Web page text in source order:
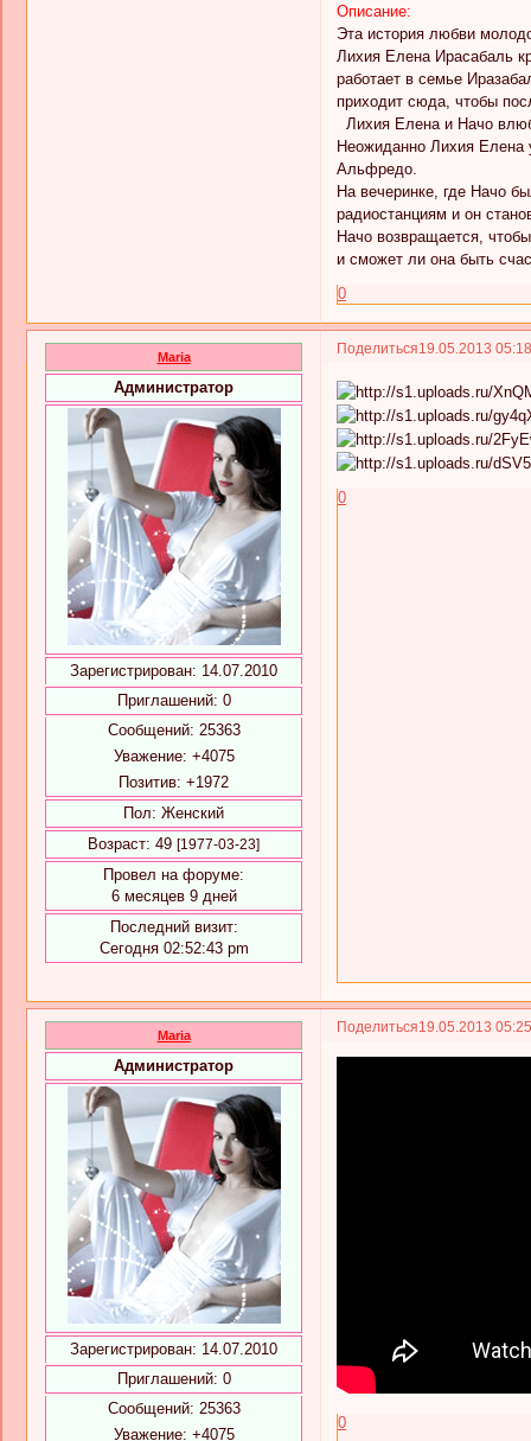
Описание:
Эта история любви
Лихия Елена Ирасабаль
работает в семье
приходит сюда, чтобы
Лихия Елена и Начо
Неожиданно Лихия Елена
Альфредо.
На вечеринке, где Начо
радиостанциям и он
Начо возвращается,
и сможет ли она быть
0
Поделиться19.05.2013
Maria
Администратор
Зарегистрирован: 14.07.2010
Приглашений: 0
Сообщений: 25363
Уважение: +4075
Позитив: +1972
Пол: Женский
Возраст: 49 [1977-03-23]
Провел на форуме:
6 месяцев 9 дней
Последний визит:
Сегодня 02:52:43 pm
0
Поделиться19.05.2013
Maria
Администратор
Зарегистрирован: 14.07.2010
Приглашений: 0
Сообщений: 25363
Уважение: +4075
0